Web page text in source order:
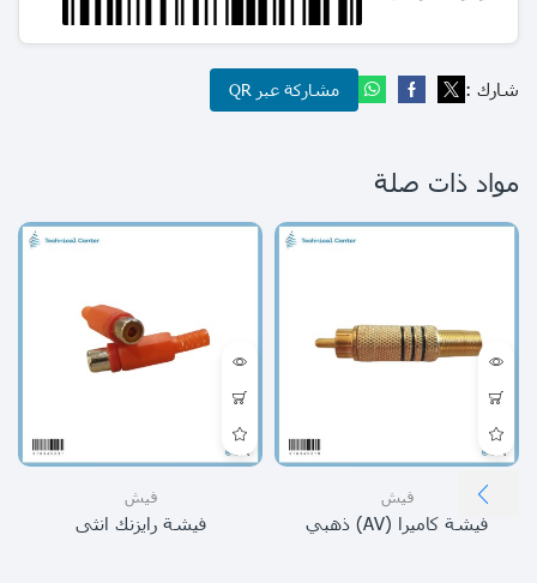
شارك : مشاركة عبر QR
مواد ذات صلة
فيش
فيشة كاميرا (AV) ذهبي
فيش
فيشة رايزنك انثى